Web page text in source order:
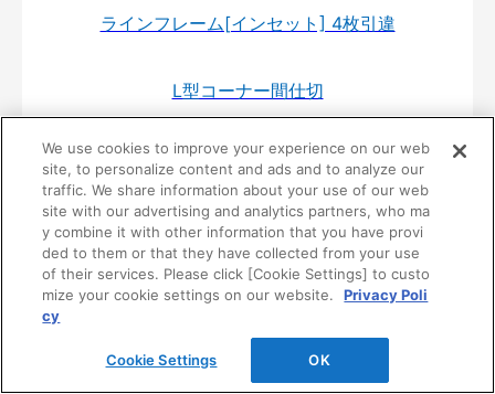
ラインフレーム[インセット] 4枚引違
L型コーナー間仕切
ペットドア
ねこゲート
折戸ドア(錠なしタイプ)
居室タイプ引戸･片引
We use cookies to improve your experience on our web
site, to personalize content and ads and to analyze our
traffic. We share information about your use of our web
site with our advertising and analytics partners, who ma
y combine it with other information that you have provi
ded to them or that they have collected from your use
of their services. Please click [Cookie Settings] to custo
mize your cookie settings on our website.
Privacy Poli
cy
Cookie Settings OK